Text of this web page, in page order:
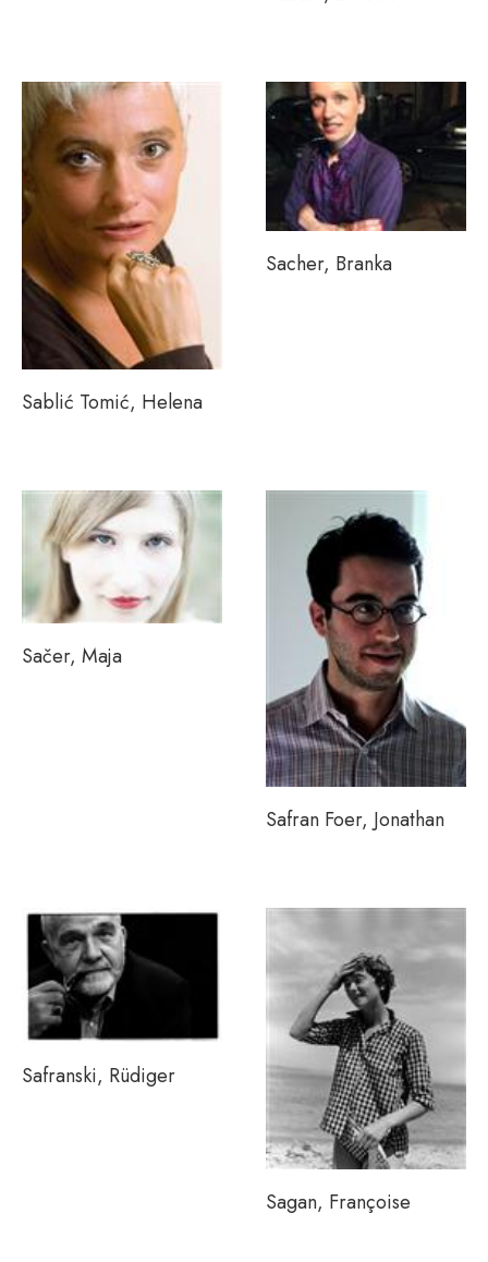
Sablić Tomić, Helena
Sacher, Branka
Sačer, Maja
Safran Foer, Jonathan
Safranski, Rüdiger
Sagan, Françoise